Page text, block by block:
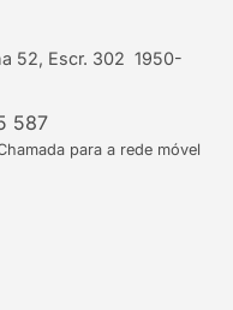
52, Escr. 302 1950-
587
para a rede móvel